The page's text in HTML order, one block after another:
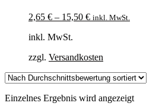
2,65 € – 15,50 € inkl. MwSt.
inkl. MwSt.
zzgl. Versandkosten
Einzelnes Ergebnis wird angezeigt